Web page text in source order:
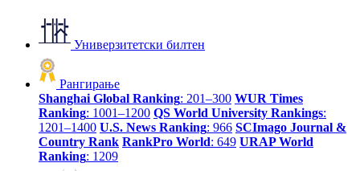
Универзитетски билтен
Рангирање
Shanghai Global Ranking: 201–300 WUR Times
Ranking: 1001–1200 QS World University Rankings:
1201–1400 U.S. News Ranking: 966 SCImago Journal &
Country Rank RankPro World: 649 URAP World
Ranking: 1209